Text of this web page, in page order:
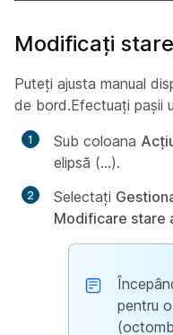
Modificați
Puteți ajusta manual
de bord.Efectuați pașii
Sub coloana
elipsă (…).
Selectați
Modificare stare
pentru